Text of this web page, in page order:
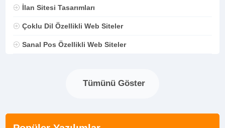
İlan Sitesi Tasarımları
Çoklu Dil Özellikli Web Siteler
Sanal Pos Özellikli Web Siteler
Tümünü Göster